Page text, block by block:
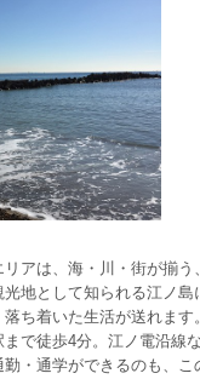
アは、海・川・街が揃う
地として知られる江ノ島
ち着いた生活が送れます。
で徒歩4分。江ノ電沿線
・通学ができるのも、こ